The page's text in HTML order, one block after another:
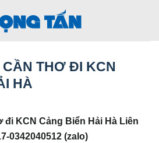
THƠ ĐI KCN
HÀ
đi KCN Cảng Biển Hải Hà Liên
0342040512 (zalo)